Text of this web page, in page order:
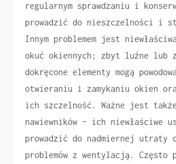
regularnym sprawdzaniu i
prowadzić do nieszczelności i
Innym problemem jest
okuć okiennych; zbyt luźne lub
dokręcone elementy mogą
otwieraniu i zamykaniu okien
ich szczelność. Ważne jest
nawiewników – ich niewłaściwe
prowadzić do nadmiernej utraty
problemów z wentylacją. Często